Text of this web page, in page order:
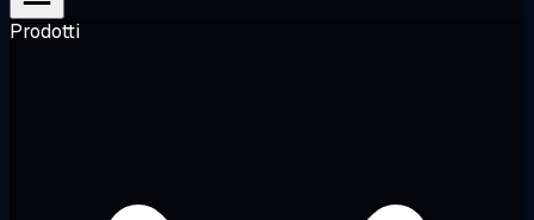
Prodotti